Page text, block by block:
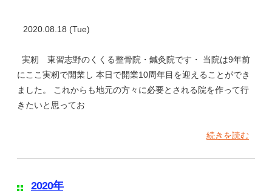
2020.08.18 (Tue)
実籾 東習志野のくくる整骨院・鍼灸院です・ 当院は9年前
にここ実籾で開業し 本日で開業10周年目を迎えることができ
ました。 これからも地元の方々に必要とされる院を作って行
きたいと思ってお
続きを読む
2020年